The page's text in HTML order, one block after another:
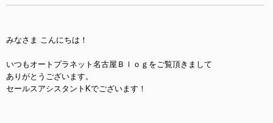
みなさま こんにちは！
いつもオートプラネット名古屋Ｂｌｏｇをご覧頂きまして
ありがとうございます。
セールスアシスタントKでございます！